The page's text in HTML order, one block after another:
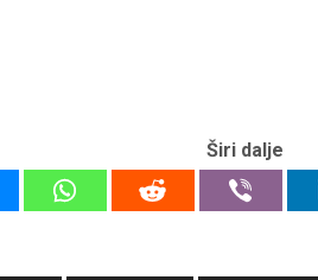
Širi dalje